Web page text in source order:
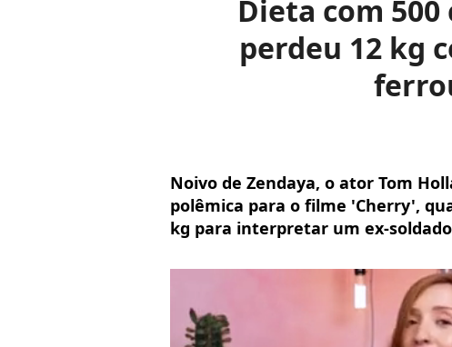
Dieta com
perdeu 12 kg
Noivo de Zendaya, o ator Tom
polêmica para o filme 'Cherry',
kg para interpretar um ex-